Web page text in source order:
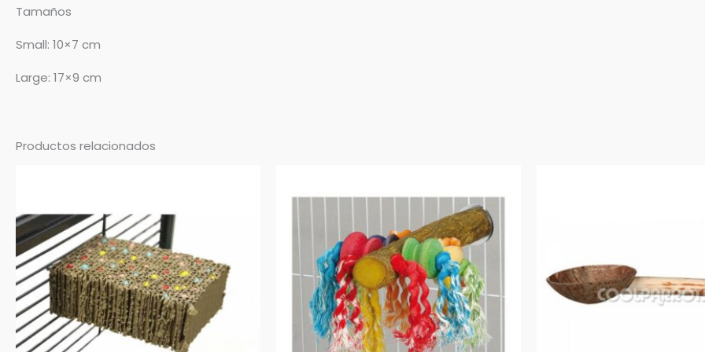
Tamaños
Small: 10×7 cm
Large: 17×9 cm
Productos relacionados